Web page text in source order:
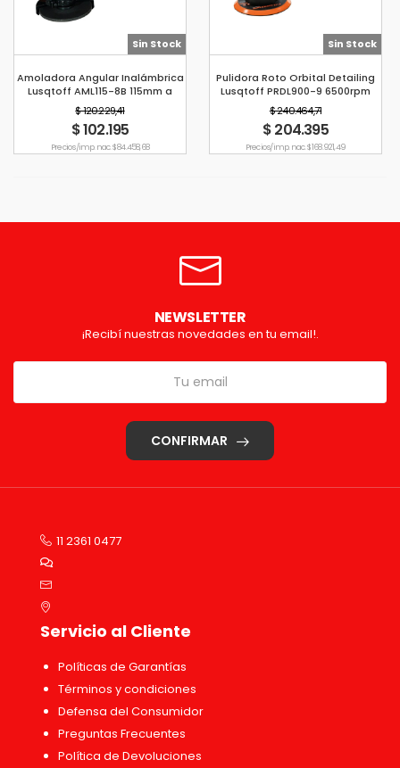
Sin Stock
Amoladora Angular Inalámbrica
Lusqtoff AML115-8B 115mm a
Batería Brushless
$ 120.229,41
$ 102.195
Precio s/imp. nac. $ 84.458,68
Sin Stock
Pulidora Roto Orbital Detailing
Lusqtoff PRDL900-9 6500rpm
900W 5 Black Series
$ 240.464,71
$ 204.395
Precio s/imp. nac. $ 168.921,49
NEWSLETTER
¡Recibí nuestras novedades en tu email!.
CONFIRMAR
11 2361 0477
Servicio al Cliente
Políticas de Garantías
Términos y condiciones
Defensa del Consumidor
Preguntas Frecuentes
Política de Devoluciones